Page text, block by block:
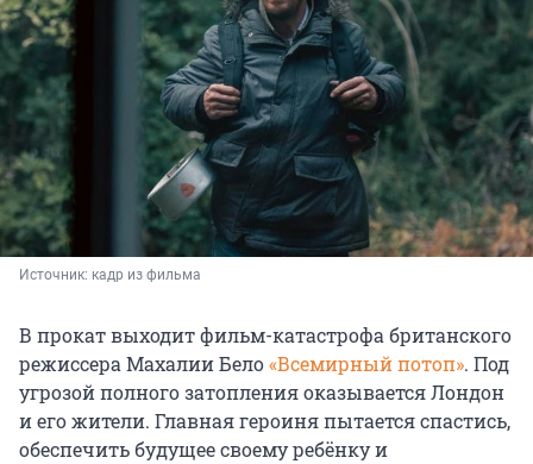
Источник: кадр из фильма
В прокат выходит фильм-катастрофа британского
режиссера Махалии Бело«Всемирный потоп». Под
угрозой полного затопления оказывается Лондон
и его жители. Главная героиня пытается спастись,
обеспечить будущее своему ребёнку и